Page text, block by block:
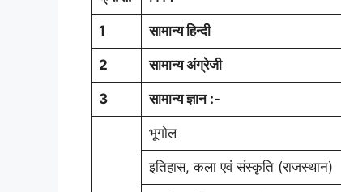
1 सामान्य हिन्दी
2 सामान्य अंग्रेजी
3 सामान्य ज्ञान :-
भूगोल
इतिहास, कला एवं संस्कृति (राजस्थान)